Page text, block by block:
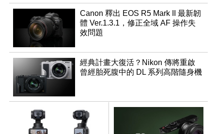
Canon 釋出 EOS R5 Mark II 最新韌
體 Ver.1.3.1，修正全域 AF 操作失
效問題
經典計畫大復活？Nikon 傳將重啟
曾經胎死腹中的 DL 系列高階隨身機